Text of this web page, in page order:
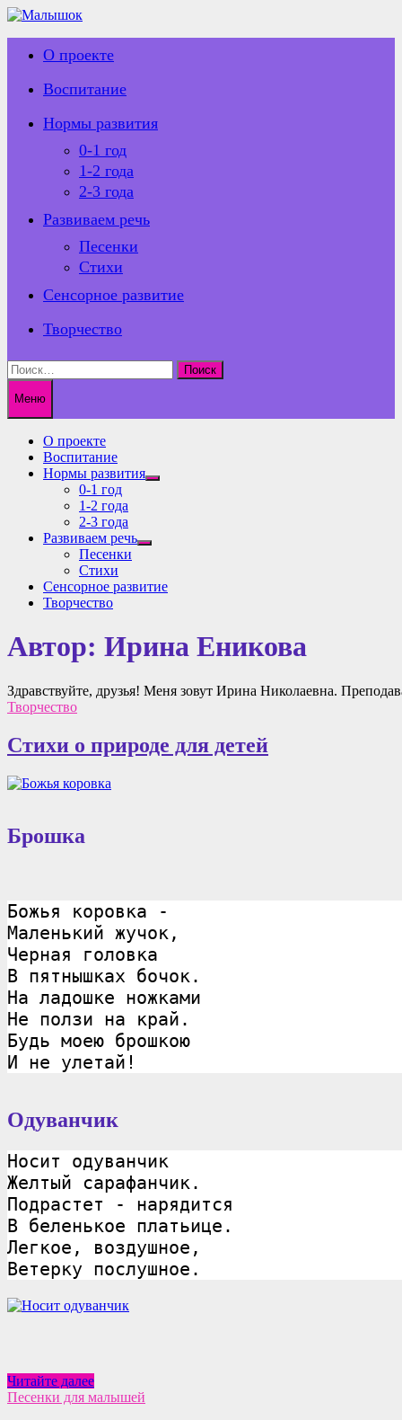
Перейти
содержимому
О проекте
Воспитание
Нормы развития
0-1 год
1-2 года
2-3 года
Развиваем речь
Песенки
Стихи
Сенсорное развитие
Творчество
Найти:
Меню
О проекте
Воспитание
Нормы развития
Показать
0-1 год
1-2 года
2-3 года
Развиваем речь
Показать
Песенки
Стихи
Сенсорное развитие
Творчество
Автор: Ирина Еникова
Здравствуйте, друзья! Меня зовут Ирина Николаевна.
Творчество
Стихи о природе для детей
Брошка
Божья коровка -
Маленький жучок,
Черная головка
В пятнышках бочок.
На ладошке ножками
Не ползи на край.
Будь моею брошкою
И не улетай!
Одуванчик
Носит одуванчик
Желтый сарафанчик.
Подрастет - нарядится
В беленькое платьице.
Легкое, воздушное,
Ветерку послушное.
Стихи
о
Читайте далее
Песенки для малышей